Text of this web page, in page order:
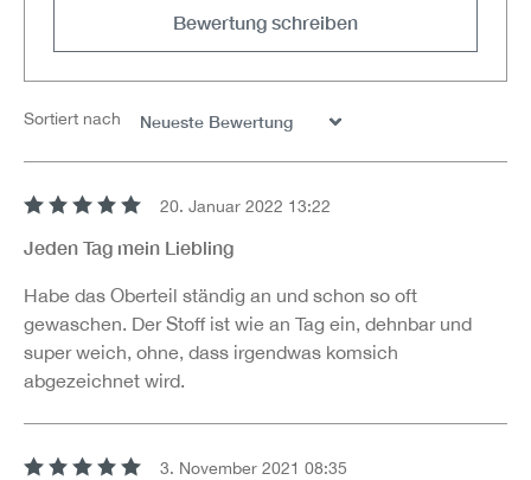
Sortiert nach
Bewertung schreiben
20. Januar 2022 13:22
Jeden Tag mein Liebling
Habe das Oberteil ständig an und schon so oft
gewaschen. Der Stoff ist wie an Tag ein, dehnbar und
super weich, ohne, dass irgendwas komsich
abgezeichnet wird.
3. November 2021 08:35